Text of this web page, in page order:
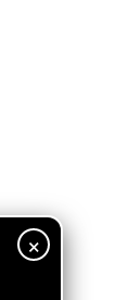
×